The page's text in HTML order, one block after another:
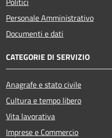
Personale Amministrativo
Documenti e dati
CATEGORIE DI SERVIZIO
Anagrafe e stato civile
Cultura e tempo libero
Vita lavorativa
Imprese e Commercio